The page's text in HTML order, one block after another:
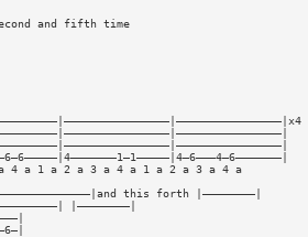
and fifth time
4 a 1 a 2 a 3 a 4 a 1 a 2 a 3 a 4 a
this forth |————————|
|————————|